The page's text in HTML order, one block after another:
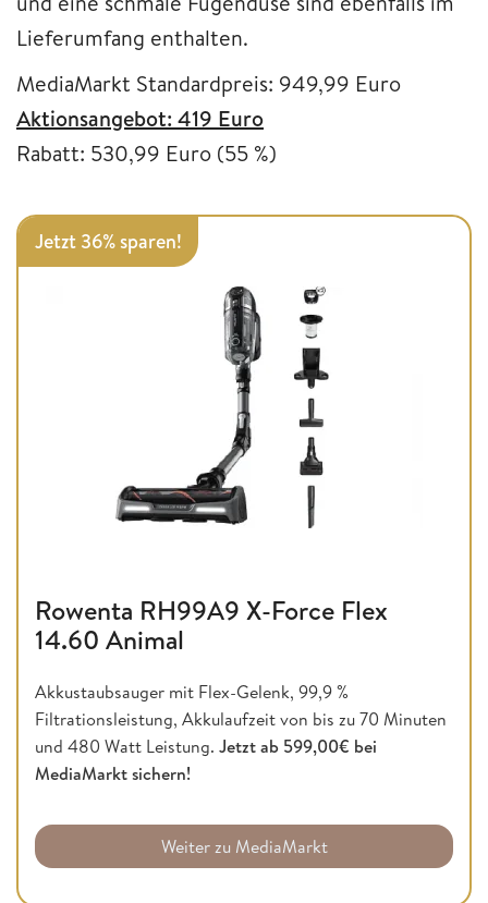
Lieferumfang enthalten.
MediaMarkt Standardpreis: 949,99 Euro
Aktionsangebot: 419 Euro
Rabatt: 530,99 Euro (55 %)
Jetzt 36% sparen!
Rowenta RH99A9 X-Force Flex
14.60 Animal
Akkustaubsauger mit Flex-Gelenk, 99,9 %
Filtrationsleistung, Akkulaufzeit von bis zu 70 Minuten
und 480 Watt Leistung. Jetzt ab 599,00€ bei
MediaMarkt sichern!
Weiter zu MediaMarkt